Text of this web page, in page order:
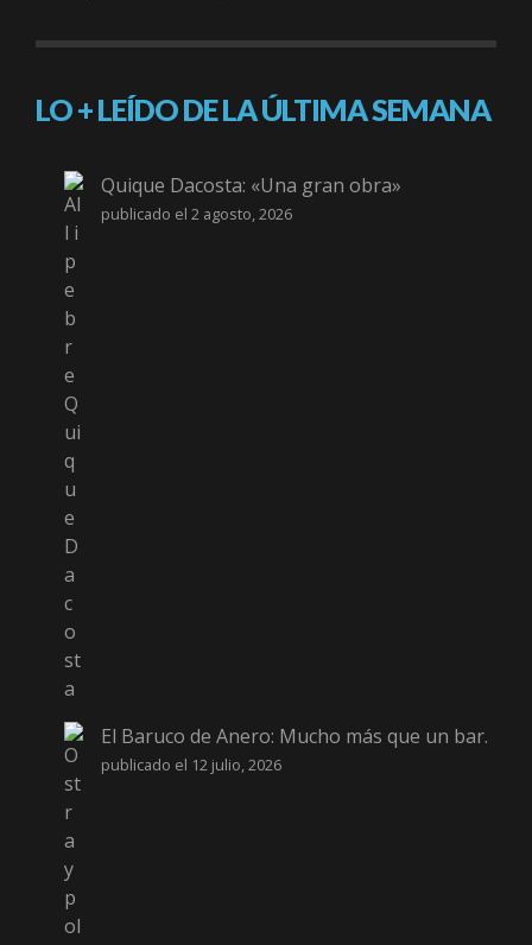
LO + LEÍDO DE LA ÚLTIMA SEMANA
Quique Dacosta: «Una gran obra»
publicado el 2 agosto, 2026
El Baruco de Anero: Mucho más que un bar.
publicado el 12 julio, 2026